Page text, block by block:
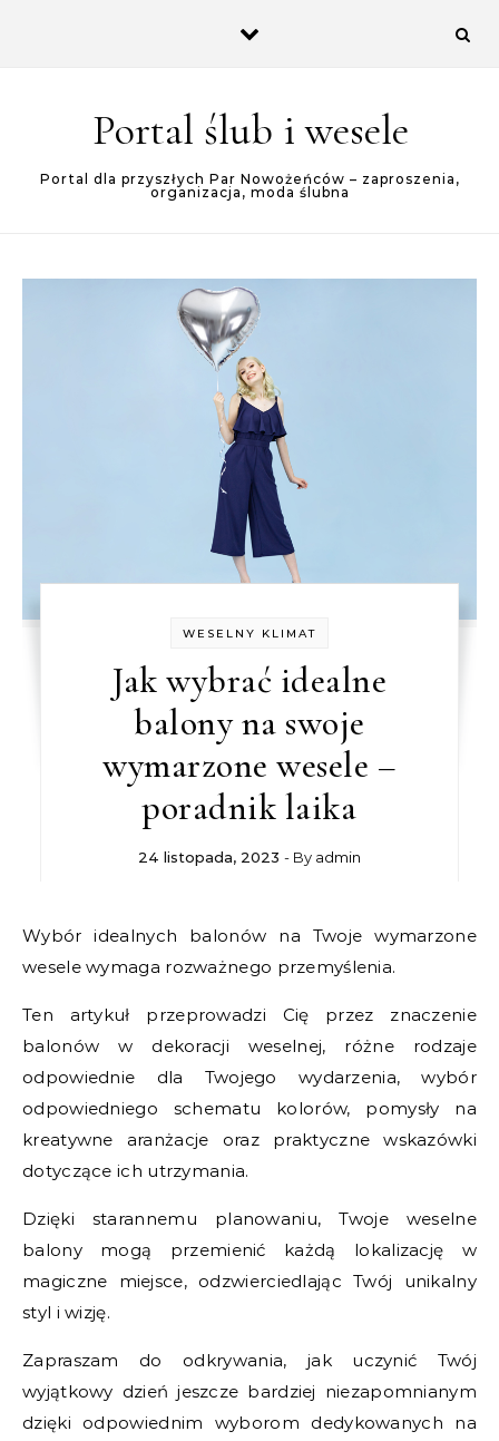
Portal ślub i wesele
Portal dla przyszłych Par Nowożeńców – zaproszenia,
organizacja, moda ślubna
WESELNY KLIMAT
Jak wybrać idealne
balony na swoje
wymarzone wesele –
poradnik laika
24 listopada, 2023 - By admin
Wybór idealnych balonów na Twoje wymarzone
wesele wymaga rozważnego przemyślenia.
Ten artykuł przeprowadzi Cię przez znaczenie
balonów w dekoracji weselnej, różne rodzaje
odpowiednie dla Twojego wydarzenia, wybór
odpowiedniego schematu kolorów, pomysły na
kreatywne aranżacje oraz praktyczne wskazówki
dotyczące ich utrzymania.
Dzięki starannemu planowaniu, Twoje weselne
balony mogą przemienić każdą lokalizację w
magiczne miejsce, odzwierciedlając Twój unikalny
styl i wizję.
Zapraszam do odkrywania, jak uczynić Twój
wyjątkowy dzień jeszcze bardziej niezapomnianym
dzięki odpowiednim wyborom dedykowanych na